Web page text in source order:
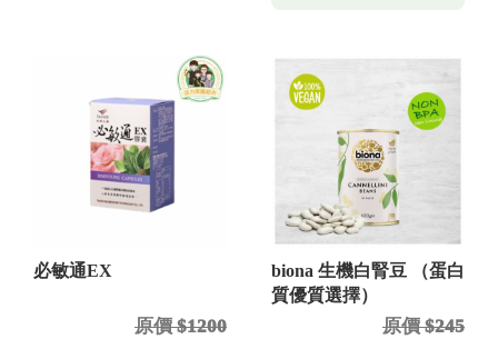
必敏通EX
原價 $1200
biona 生機白腎豆 （蛋白
質優質選擇）
原價 $245